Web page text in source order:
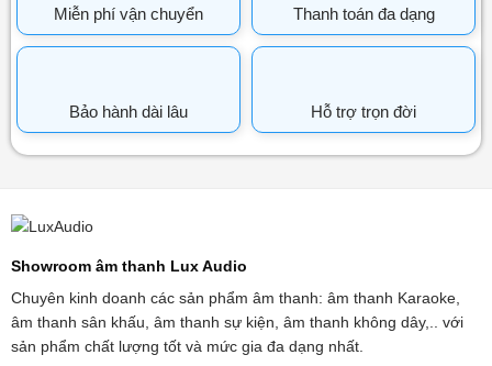
Miễn phí vận chuyển Thanh toán đa dạng
Bảo hành dài lâu Hỗ trợ trọn đời
Showroom âm thanh Lux Audio
Chuyên kinh doanh các sản phẩm âm thanh: âm thanh Karaoke,
âm thanh sân khấu, âm thanh sự kiện, âm thanh không dây,.. với
sản phẩm chất lượng tốt và mức gia đa dạng nhất.